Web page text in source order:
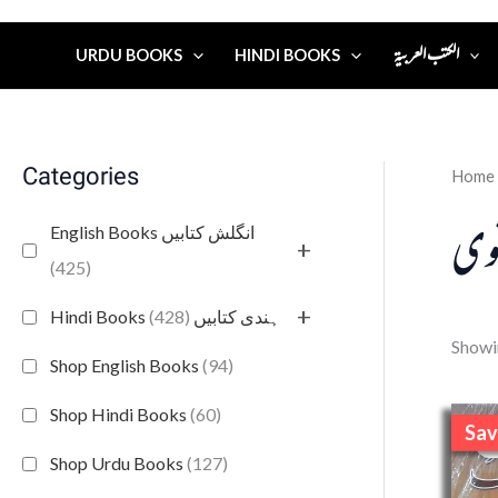
URDU BOOKS HINDI BOOKS الكتب العربية
Categories
English Books انگلش کتابیں
(425)
+
Hindi Books ہندی کتابیں (428) +
Shop English Books (94)
Shop Hindi Books (60)
Shop Urdu Books (127)
Home